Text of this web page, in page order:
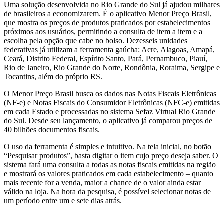
Uma solução desenvolvida no Rio Grande do Sul já ajudou milhares
de brasileiros a economizarem. É o aplicativo Menor Preço Brasil,
que mostra os preços de produtos praticados por estabelecimentos
próximos aos usuários, permitindo a consulta de item a item e a
escolha pela opção que cabe no bolso. Dezesseis unidades
federativas já utilizam a ferramenta gaúcha: Acre, Alagoas, Amapá,
Ceará, Distrito Federal, Espírito Santo, Pará, Pernambuco, Piauí,
Rio de Janeiro, Rio Grande do Norte, Rondônia, Roraima, Sergipe e
Tocantins, além do próprio RS.
O Menor Preço Brasil busca os dados nas Notas Fiscais Eletrônicas
(NF-e) e Notas Fiscais do Consumidor Eletrônicas (NFC-e) emitidas
em cada Estado e processadas no sistema Sefaz Virtual Rio Grande
do Sul. Desde seu lançamento, o aplicativo já comparou preços de
40 bilhões documentos fiscais.
O uso da ferramenta é simples e intuitivo. Na tela inicial, no botão
“Pesquisar produtos”, basta digitar o item cujo preço deseja saber. O
sistema fará uma consulta a todas as notas fiscais emitidas na região
e mostrará os valores praticados em cada estabelecimento – quanto
mais recente for a venda, maior a chance de o valor ainda estar
válido na loja. Na hora da pesquisa, é possível selecionar notas de
um período entre um e sete dias atrás.